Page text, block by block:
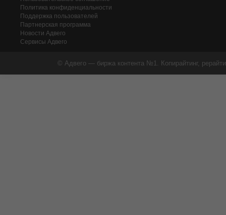
Политика конфиденциальности
Поддержка пользователей
Партнерская программа
Новости Адвего
Сервисы Адвего
© Адвего — биржа контента №1. Копирайтинг,